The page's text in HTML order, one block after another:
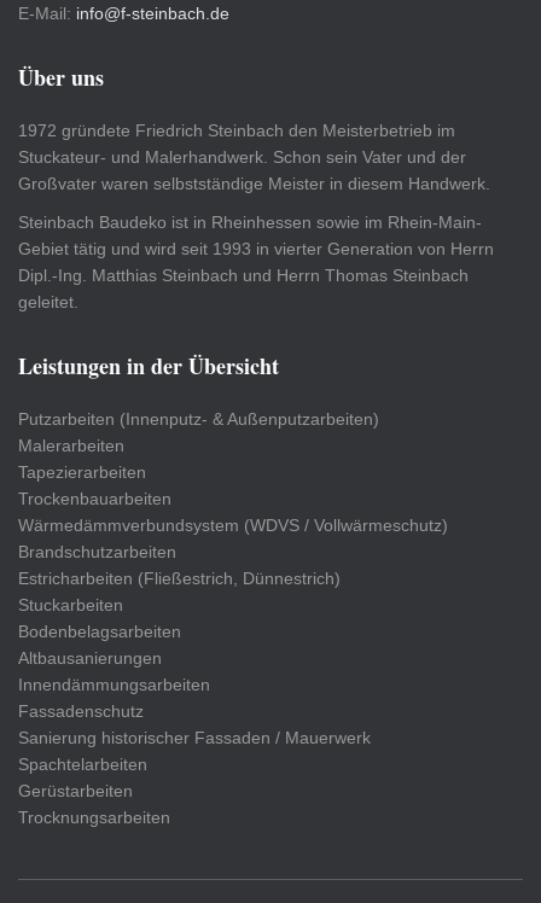
E-Mail: info@f-steinbach.de
Über uns
1972 gründete Friedrich Steinbach den Meisterbetrieb im
Stuckateur- und Malerhandwerk. Schon sein Vater und der
Großvater waren selbstständige Meister in diesem Handwerk.
Steinbach Baudeko ist in Rheinhessen sowie im Rhein-Main-
Gebiet tätig und wird seit 1993 in vierter Generation von Herrn
Dipl.-Ing. Matthias Steinbach und Herrn Thomas Steinbach
geleitet.
Leistungen in der Übersicht
Putzarbeiten (Innenputz- & Außenputzarbeiten)
Malerarbeiten
Tapezierarbeiten
Trockenbauarbeiten
Wärmedämmverbundsystem (WDVS / Vollwärmeschutz)
Brandschutzarbeiten
Estricharbeiten (Fließestrich, Dünnestrich)
Stuckarbeiten
Bodenbelagsarbeiten
Altbausanierungen
Innendämmungsarbeiten
Fassadenschutz
Sanierung historischer Fassaden / Mauerwerk
Spachtelarbeiten
Gerüstarbeiten
Trocknungsarbeiten